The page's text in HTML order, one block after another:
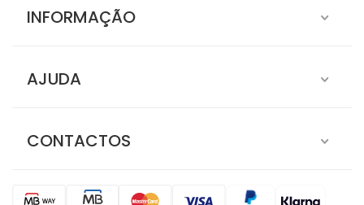
INFORMAÇÃO
AJUDA
CONTACTOS